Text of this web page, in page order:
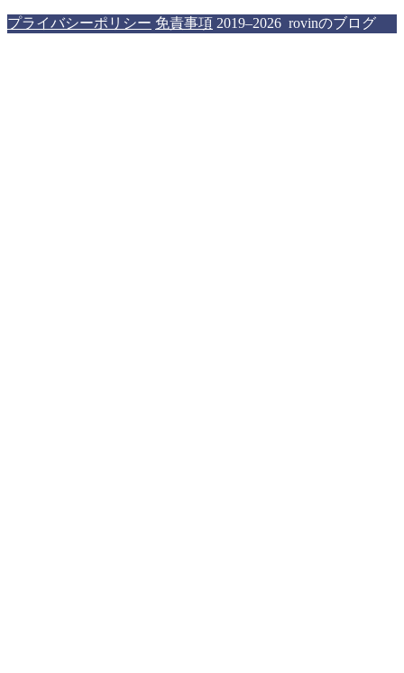
プライバシーポリシー 免責事項 2019–2026 rovinのブログ